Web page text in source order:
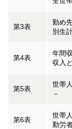
第3表
勤め
別生
第4表
年間
収入
第5表
世帯
－
第6表
世帯
勤労